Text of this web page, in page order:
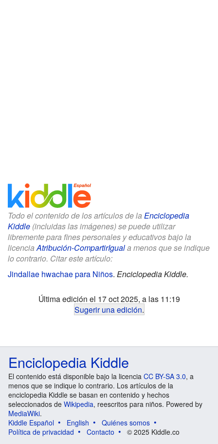
Todo el contenido de los artículos de la Enciclopedia
Kiddle (incluidas las imágenes) se puede utilizar
libremente para fines personales y educativos bajo la
licenciaAtribución-CompartirIguala menos que se indique
lo contrario. Citar este artículo:
Jindallae hwachae para Niños. Enciclopedia Kiddle.
Última edición el 17 oct 2025, a las 11:19
Sugerir una edición.
Enciclopedia Kiddle
El contenido está disponible bajo la licencia CC BY-SA 3.0, a
menos que se indique lo contrario. Los artículos de la
enciclopedia Kiddle se basan en contenido y hechos
seleccionados de Wikipedia, reescritos para niños. Powered by
MediaWiki.
Kiddle Español
English
Quiénes somos
Política de privacidad
Contacto © 2025 Kiddle.co